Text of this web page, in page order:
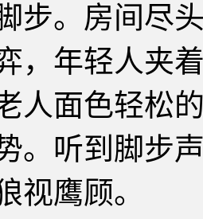
步。房间尽
，年轻人夹
人面色轻松
。听到脚步
视鹰顾。